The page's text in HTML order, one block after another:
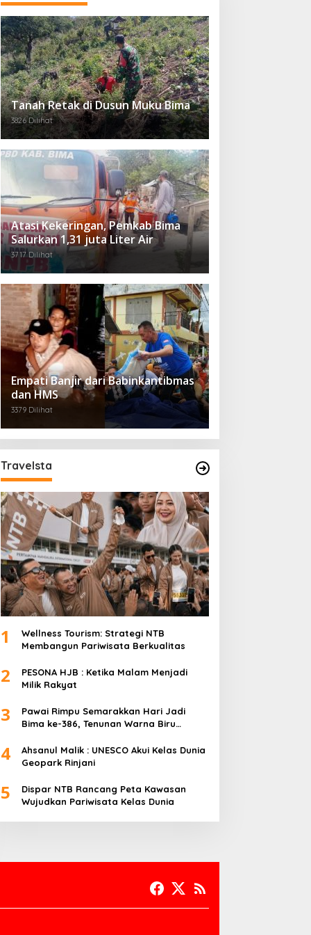
Tanah Retak di Dusun Muku Bima
3826 Dilihat
Atasi Kekeringan, Pemkab Bima
Salurkan 1,31 juta Liter Air
3717 Dilihat
Empati Banjir dari Babinkantibmas
dan HMS
3379 Dilihat
Travelsta
1
Wellness Tourism: Strategi NTB
Membangun Pariwisata Berkualitas
2
PESONA HJB : Ketika Malam Menjadi
Milik Rakyat
3
Pawai Rimpu Semarakkan Hari Jadi
Bima ke-386, Tenunan Warna Biru
4
Ahsanul Malik : UNESCO Akui Kelas Dunia
Geopark Rinjani
5
Dispar NTB Rancang Peta Kawasan
Wujudkan Pariwisata Kelas Dunia